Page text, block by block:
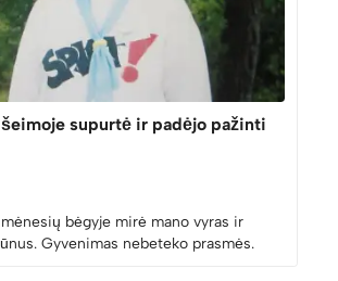
supurtė ir padėjo pažinti
bėgyje mirė mano vyras ir
Gyvenimas nebeteko prasmės.